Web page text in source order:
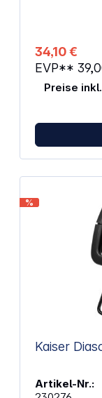
34,10 €
EVP**
Preise
%
Artikel-Nr.: